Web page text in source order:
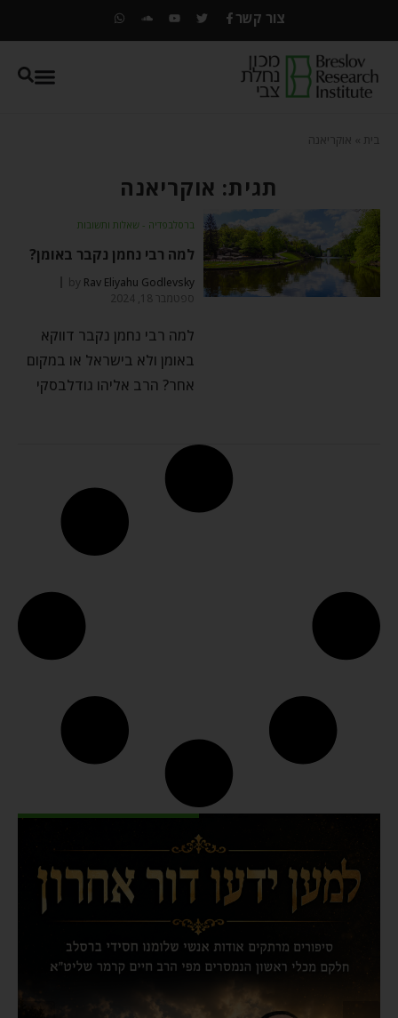
צור קשר
בית אוקריאנה
תגית: אוקריאנה
ברסלבפדיה - שאלות ותשובות
למה רבי נחמן נקבר באומן?
by Rav Eliyahu Godlevsky
ספטמבר 18, 2024
למה רבי נחמן נקבר דווקא
באומן ולא בישראל או במקום
אחר? הרב אליהו גודלבסקי